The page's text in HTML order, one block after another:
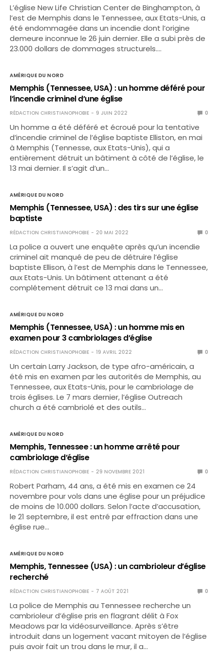
L’église New Life Christian Center de Binghampton, à
l’est de Memphis dans le Tennessee, aux Etats-Unis, a
été endommagée dans un incendie dont l’origine
demeure inconnue le 26 juin dernier. Elle a subi près de
23.000 dollars de dommages structurels.…
AMÉRIQUE DU NORD
Memphis (Tennessee, USA) : un homme déféré pour
l’incendie criminel d’une église
RÉDACTION CHRISTIANOPHOBIE 9 JUIN 2022 0
Un homme a été déféré et écroué pour la tentative
d’incendie criminel de l’église baptiste Elliston, en mai
à Memphis (Tennesse, aux Etats-Unis), qui a
entièrement détruit un bâtiment à côté de l’église, le
13 mai dernier. Il s’agit d’un…
AMÉRIQUE DU NORD
Memphis (Tennessee, USA) : des tirs sur une église
baptiste
RÉDACTION CHRISTIANOPHOBIE 20 MAI 2022 0
La police a ouvert une enquête après qu’un incendie
criminel ait manqué de peu de détruire l’église
baptiste Ellison, à l’est de Memphis dans le Tennessee,
aux Etats-Unis. Un bâtiment attenant a été
complétement détruit ce 13 mai dans un…
AMÉRIQUE DU NORD
Memphis (Tennessee, USA) : un homme mis en
examen pour 3 cambriolages d’église
RÉDACTION CHRISTIANOPHOBIE 19 AVRIL 2022 0
Un certain Larry Jackson, de type afro-américain, a
été mis en examen par les autorités de Memphis, au
Tennessee, aux Etats-Unis, pour le cambriolage de
trois églises. Le 7 mars dernier, l’église Outreach
church a été cambriolé et des outils…
AMÉRIQUE DU NORD
Memphis, Tennessee : un homme arrêté pour
cambriolage d’église
RÉDACTION CHRISTIANOPHOBIE 29 NOVEMBRE 2021 0
Robert Parham, 44 ans, a été mis en examen ce 24
novembre pour vols dans une église pour un préjudice
de moins de 10.000 dollars. Selon l’acte d’accusation,
le 21 septembre, il est entré par effraction dans une
église rue…
AMÉRIQUE DU NORD
Memphis, Tennessee (USA) : un cambrioleur d’église
recherché
RÉDACTION CHRISTIANOPHOBIE 7 AOÛT 2021 0
La police de Memphis au Tennessee recherche un
cambrioleur d’église pris en flagrant délit à Fox
Meadows par la vidéosurveillance. Après s’être
introduit dans un logement vacant mitoyen de l’église
puis avoir fait un trou dans le mur, il a…